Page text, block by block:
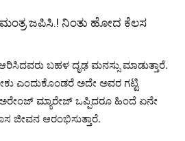
ಮಂತ್ರ ಜಪಿಸಿ.! ನಿಂತು ಹೋದ ಕೆಲಸ
ಬಹಳ ದೃಢ ಮನಸ್ಸು ಮಾಡುತ್ತಾರೆ.
ಎಂದುಕೊಂಡರೆ ಅದೇ ಅವರ ಗಟ್ಟಿ
ಅರೇಂಜ್ ಮ್ಯಾರೇಜ್ ಒಪ್ಪಿದರೂ ಹಿಂದೆ ಏನೇ
ಜೀವನ ಆರಂಭಿಸುತ್ತಾರೆ.